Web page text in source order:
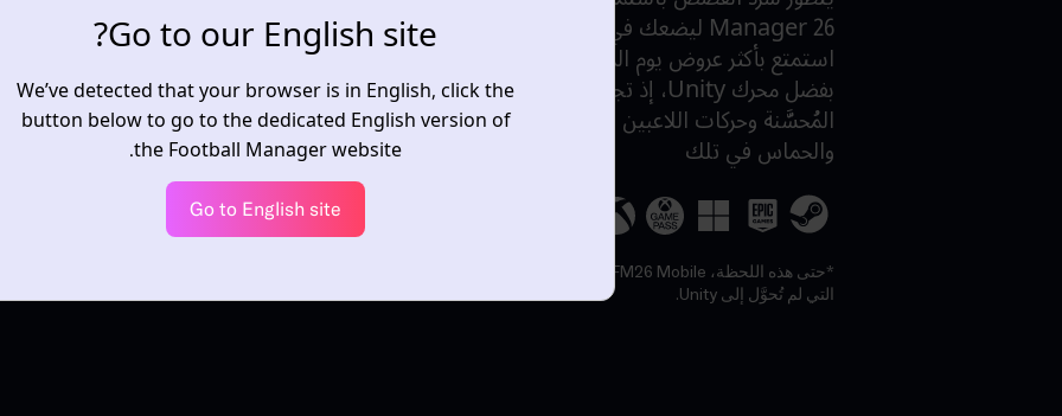
Manager 26 ليضعك في صميم اللعبة الجميلة.
استمتع بأكثر عروض يوم المباراة جاذبية في السلسلة
بفضل محرك Unity، إذ تجتمع المؤثرات البصرية
المُحسَّنة وحركات اللاعبين المرنة لرفع مستوى الإثارة
والحماس في تلك
التي لم تُحوَّل إلى Unity.
Go to our English site?
We’ve detected that your browser is in English, click the
button below to go to the dedicated English version of
the Football Manager website.
Go to English site